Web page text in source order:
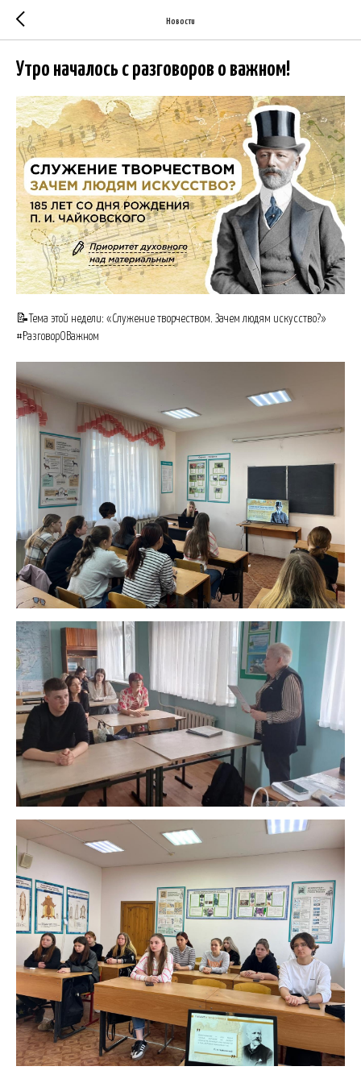
Новости
Утро началось с разговоров о важном!
📝Тема этой недели: «Служение творчеством. Зачем людям искусство?»
#РазговорОВажном